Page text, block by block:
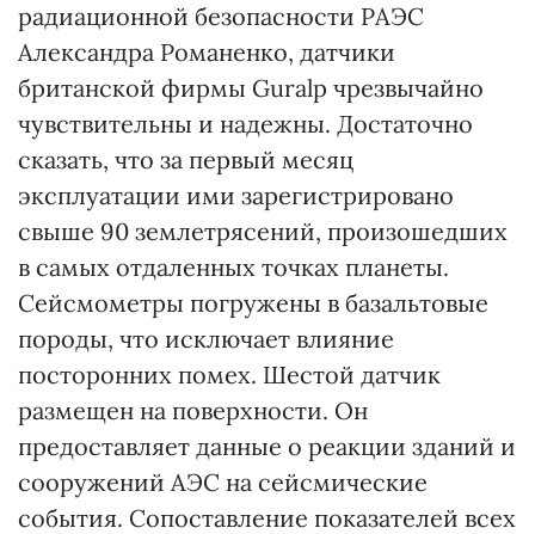
радиационной безопасности РАЭС
Александра Романенко, датчики
британской фирмы Guralp чрезвычайно
чувствительны и надежны. Достаточно
сказать, что за первый месяц
эксплуатации ими зарегистрировано
свыше 90 землетрясений, произошедших
в самых отдаленных точках планеты.
Сейсмометры погружены в базальтовые
породы, что исключает влияние
посторонних помех. Шестой датчик
размещен на поверхности. Он
предоставляет данные о реакции зданий и
сооружений АЭС на сейсмические
события. Сопоставление показателей всех